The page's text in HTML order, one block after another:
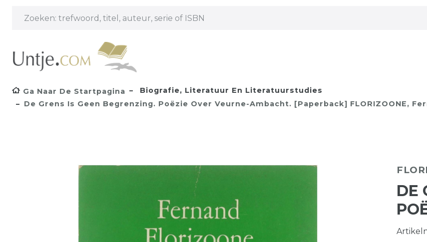
Ga Naar De Startpagina
Biografie, Literatuur En Literatuurstudies
De Grens Is Geen Begrenzing. Poëzie Over Veurne-Ambacht. [Paperback] FLORIZOONE,
DE